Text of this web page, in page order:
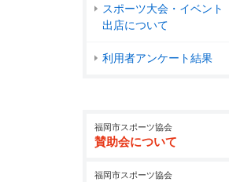
スポーツ大会・イベント
出店について
利用者アンケート結果
福岡市スポーツ協会
賛助会について
福岡市スポーツ協会